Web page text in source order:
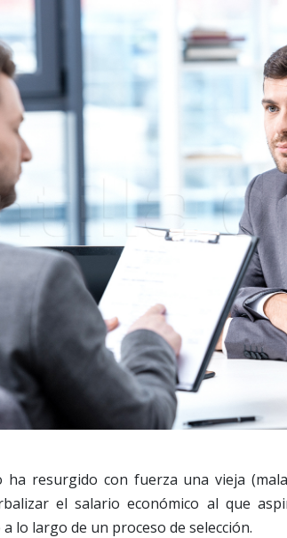
ha resurgido con fuerza una vieja
el salario económico al que
lo largo de un proceso de selección.